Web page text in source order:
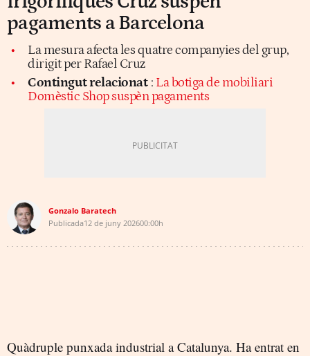
pagaments a Barcelona
La mesura afecta les quatre companyies del grup,
dirigit per Rafael Cruz
Contingut relacionat : La botiga de mobiliari
Domèstic Shop suspèn pagaments
Gonzalo Baratech
Publicada12 de juny 202600:00h
Quàdruple punxada industrial a Catalunya. Ha entrat en